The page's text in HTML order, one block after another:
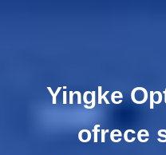
Yingke
ofrece